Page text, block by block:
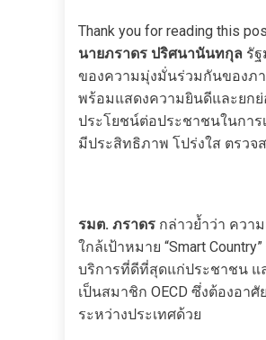
Thank you for reading this
นายภราดร ปริศนานันทกุล รั
ของความมุ่งมั่นร่วมกันของภ
พร้อมแสดงความยินดีและยกย่
ประโยชน์ต่อประชาชนในการ
มีประสิทธิภาพ โปร่งใส ตรว
รมต. ภราดร กล่าวย้ำว่า ควา
ใกล้เป้าหมาย “Smart
บริการที่ดีที่สุดแก่ประชาชน แ
เป็นสมาชิก OECD ซึ่งต้องอ
ระหว่างประเทศด้วย